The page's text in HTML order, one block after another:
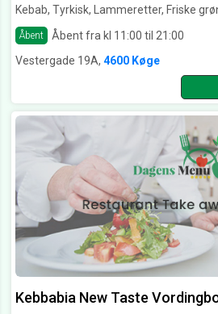
Kebab, Tyrkisk, Lammeretter, Friske
Åbent Åbent fra kl 11:00 til 21:00
Vestergade 19A, 4600 Køge
Kebbabia New Taste